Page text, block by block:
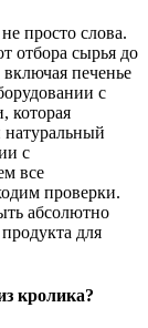
просто слова.
отбора сырья до
печенье
с
которая
натуральный
с
все
проверки.
абсолютно
для
кролика?